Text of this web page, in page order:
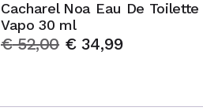
Cacharel Noa Eau De Toilette
Vapo 30 ml
€52,00 €34,99